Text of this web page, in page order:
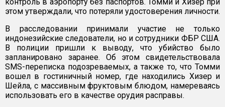
этом утверждали, что потеряли удостоверения личности.
В расследовании принимали участие не только
индонезийские следователи, но и сотрудники ФБР США.
В полиции пришли к выводу, что убийство было
запланировано заранее. Об этом свидетельствовала
SMS-переписка подозреваемых, а также то, что Томми
вошел в гостиничный номер, где находились Хизер и
Шейла, с массивным фруктовым блюдом, намереваясь
использовать его в качестве орудия расправы.